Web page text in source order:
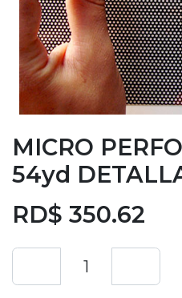
MICRO
54yd
RD$ 350.62